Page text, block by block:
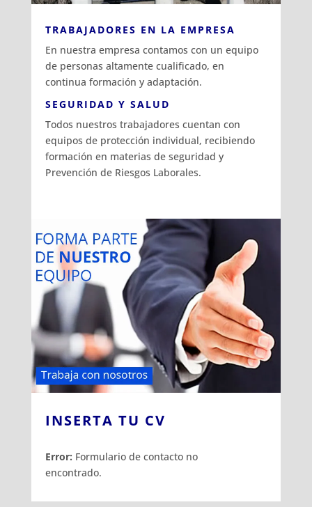
TRABAJADORES EN LA EMPRESA
En nuestra empresa contamos con un equipo
de personas altamente cualificado, en
continua formación y adaptación.
SEGURIDAD Y SALUD
Todos nuestros trabajadores cuentan con
equipos de protección individual, recibiendo
formación en materias de seguridad y
Prevención de Riesgos Laborales.
INSERTA TU CV
Error: Formulario de contacto no
encontrado.